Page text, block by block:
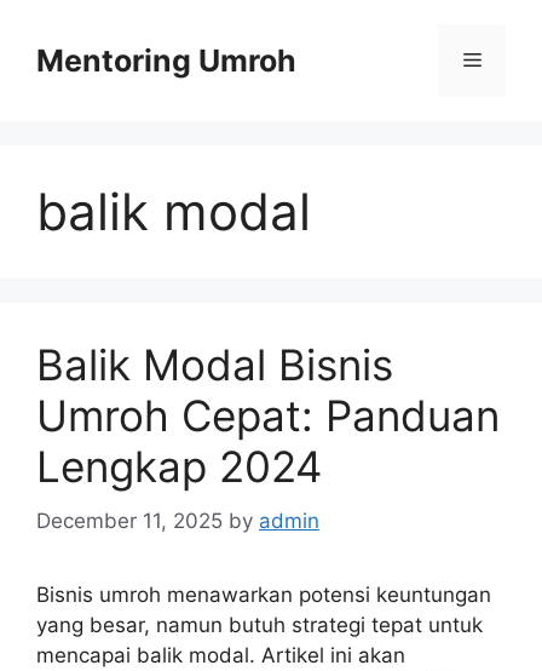
contentMentoring Umroh Menu
balik modal
Balik Modal Bisnis
Umroh Cepat: Panduan
Lengkap 2024
December 11, 2025 by admin
Bisnis umroh menawarkan potensi keuntungan
yang besar, namun butuh strategi tepat untuk
mencapai balik modal. Artikel ini akan